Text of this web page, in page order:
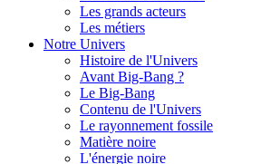
Les grands acteurs
Les métiers
Notre Univers
Histoire de l'Univers
Avant Big-Bang ?
Le Big-Bang
Contenu de l'Univers
Le rayonnement fossile
Matière noire
L'énergie noire